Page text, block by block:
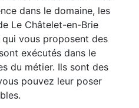
dans le domaine, les
Le Châtelet-en-Brie
vous proposent des
exécutés dans le
du métier. Ils sont des
pouvez leur poser